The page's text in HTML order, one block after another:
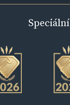
Speciální